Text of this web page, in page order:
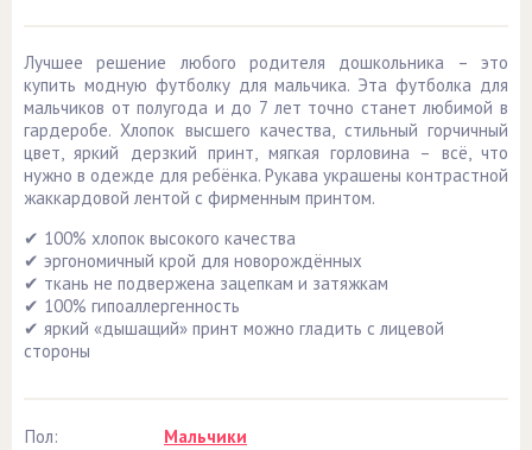
Лучшее решение любого родителя дошкольника – это
купить модную футболку для мальчика. Эта футболка для
мальчиков от полугода и до 7 лет точно станет любимой в
гардеробе. Хлопок высшего качества, стильный горчичный
цвет, яркий дерзкий принт, мягкая горловина – всё, что
нужно в одежде для ребёнка. Рукава украшены контрастной
жаккардовой лентой с фирменным принтом.
✔ 100% хлопок высокого качества
✔ эргономичный крой для новорождённых
✔ ткань не подвержена зацепкам и затяжкам
✔ 100% гипоаллергенность
✔ яркий «дышащий» принт можно гладить с лицевой
стороны
Пол:
Мальчики